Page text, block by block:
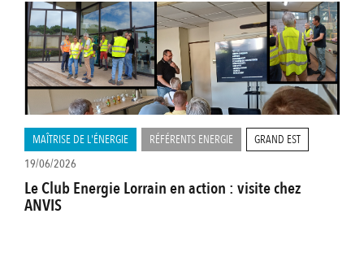
MAÎTRISE DE L'ÉNERGIE RÉFÉRENTS ENERGIE
GRAND EST
19/06/2026
Le Club Energie Lorrain en action : visite chez
ANVIS